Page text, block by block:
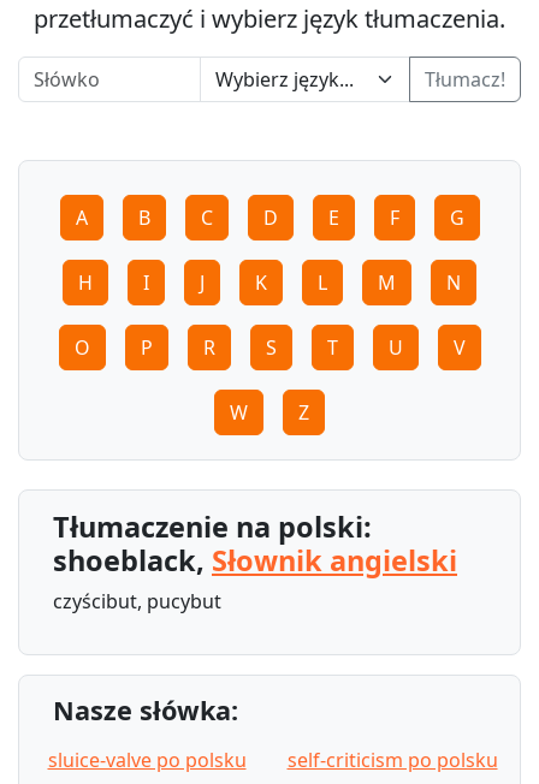
przetłumaczyć i wybierz język tłumaczenia.
Tłumacz!
A B C D E F G
H I J K L M N
O P R S T U V
W Z
Tłumaczenie na polski:
shoeblack, Słownik angielski
czyścibut, pucybut
Nasze słówka:
sluice-valve po polsku
self-criticism po polsku